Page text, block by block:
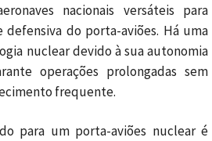
nacionais versáteis para
defensiva do porta-aviões. Há uma
nuclear devido à sua autonomia
operações prolongadas sem
frequente.
para um porta-aviões nuclear é